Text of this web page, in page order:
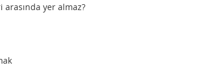
yer almaz?